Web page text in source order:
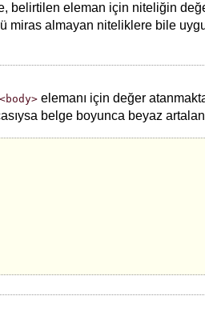
belirtilen eleman için niteliğin
miras almayan niteliklere bile
<body> elemanı için değer
belge boyunca beyaz